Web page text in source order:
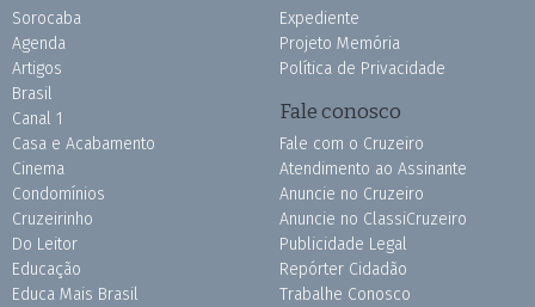
Sorocaba
Agenda
Artigos
Brasil
Canal 1
Casa e Acabamento
Cinema
Condomínios
Cruzeirinho
Do Leitor
Educação
Educa Mais Brasil
Expediente
Projeto Memória
Política de Privacidade
Fale conosco
Fale com o Cruzeiro
Atendimento ao Assinante
Anuncie no Cruzeiro
Anuncie no ClassiCruzeiro
Publicidade Legal
Repórter Cidadão
Trabalhe Conosco